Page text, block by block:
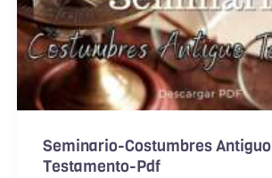
Seminario-Costumbres Antiguo
Testamento-Pdf